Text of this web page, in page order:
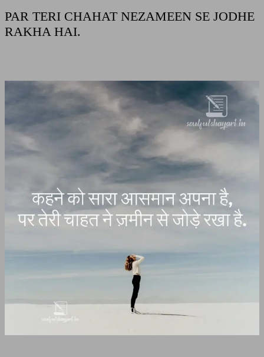
PAR TERI CHAHAT NEZAMEEN SE JODHE
RAKHA HAI.